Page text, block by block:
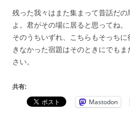
残った我々はまた集まって昔話だの
よ。君がその場に居ると思ってね。
そのうちいずれ、こちらもそっち
きなかった宿題はそのときにでも
さい。
共有:
Mastodon